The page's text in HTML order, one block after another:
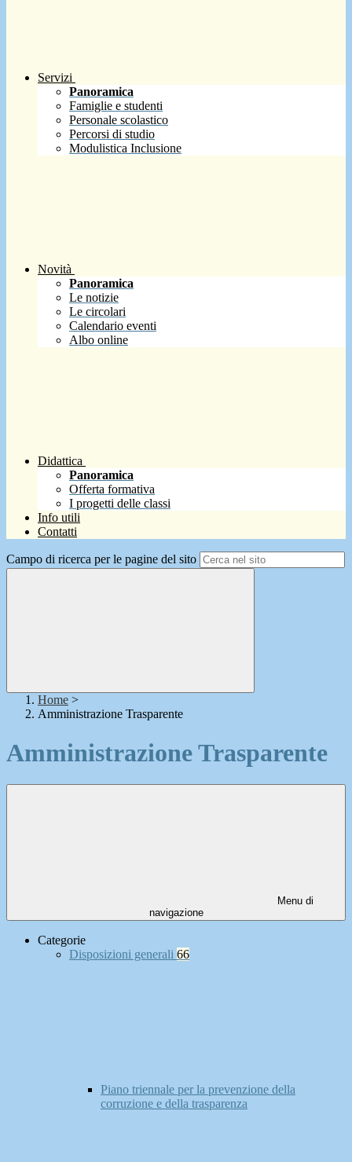
Servizi
Panoramica
Famiglie e studenti
Personale scolastico
Percorsi di studio
Modulistica Inclusione
Novità
Panoramica
Le notizie
Le circolari
Calendario eventi
Albo online
Didattica
Panoramica
Offerta formativa
I progetti delle classi
Info utili
Contatti
Campo di ricerca per le pagine del sito
Home >
Amministrazione Trasparente
Amministrazione Trasparente
Menu di
navigazione
Categorie
Disposizioni generali 66
Piano triennale per la prevenzione della
corruzione e della trasparenza